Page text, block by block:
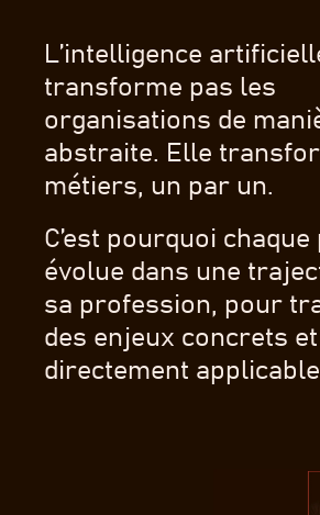
L’intelligence
transforme pas les
organisations de
abstraite. Elle
métiers, un par un.
C’est pourquoi
évolue dans une
sa profession, pour
des enjeux concrets et
directement